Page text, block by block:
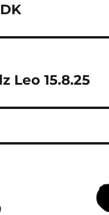
Leo 15.8.25